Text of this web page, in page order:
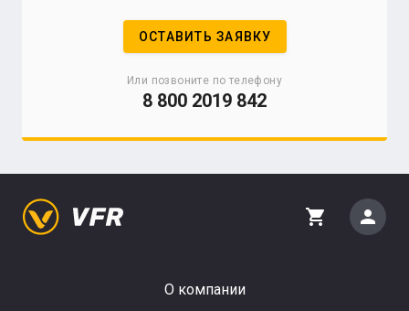
ОСТАВИТЬ ЗАЯВКУ
Или позвоните по телефону
8 800 2019 842
О компании
shopping_cart person